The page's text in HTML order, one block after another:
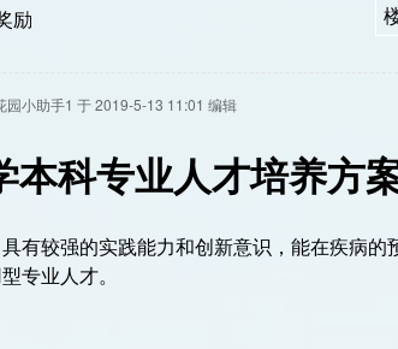
园小助手1 于 2019-5-13 11:01 编辑
本科专业人才培养方
有较强的实践能力和创新意识，能在疾病
专业人才。